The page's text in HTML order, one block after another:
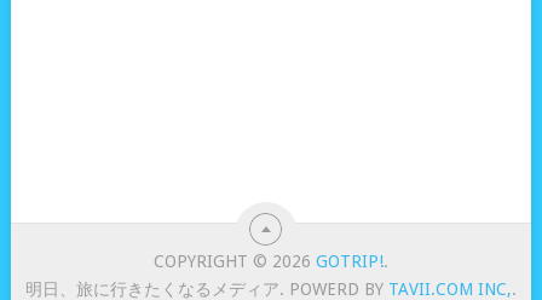
COPYRIGHT © 2026GOTRIP!.
明日、旅に行きたくなるメディア. POWERD BY TAVII.COM INC,.